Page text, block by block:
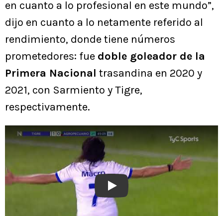
en cuanto a lo profesional en este mundo”,
dijo en cuanto a lo netamente referido al
rendimiento, donde tiene números
prometedores: fue doble goleador de la
Primera Nacional trasandina en 2020 y
2021, con Sarmiento y Tigre,
respectivamente.
Play